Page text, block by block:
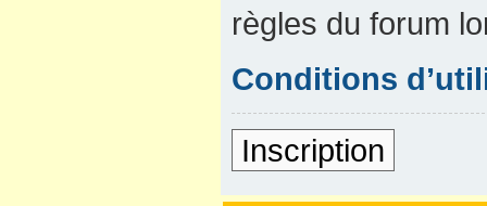
règles du forum
Conditions
Inscription